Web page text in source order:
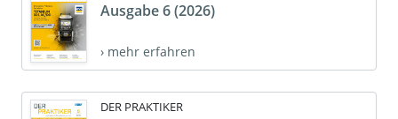
Ausgabe 6 (2026)
› mehr erfahren
DER PRAKTIKER